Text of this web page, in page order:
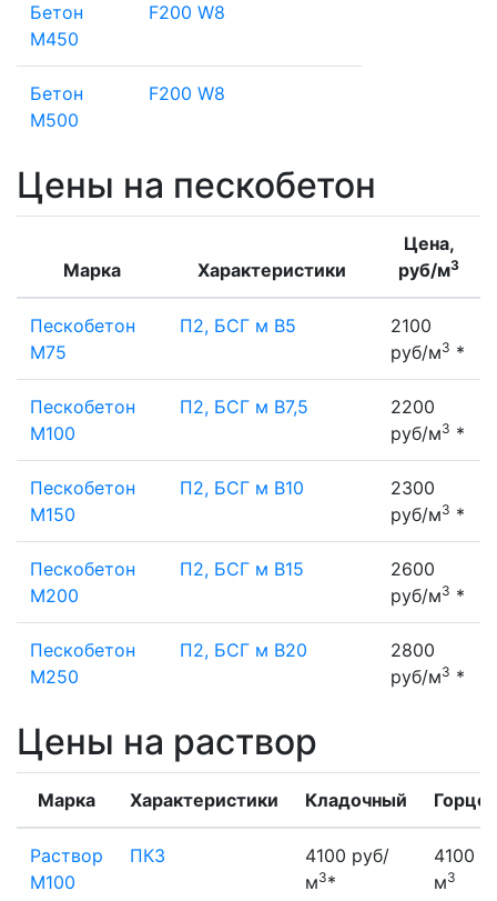
Бетон
M450
F200 W8
Бетон
М500
F200 W8
Цены на пескобетон
Марка Характеристики
Цена,
руб/м3
Пескобетон
М75
П2, БСГ м В5
2100
руб/м3 *
Пескобетон
М100
П2, БСГ м В7,5
2200
руб/м3 *
Пескобетон
М150
П2, БСГ м В10
2300
руб/м3 *
Пескобетон
М200
П2, БСГ м В15
2600
руб/м3 *
Пескобетон
М250
П2, БСГ м В20
2800
руб/м3 *
Цены на раствор
Марка Характеристики Кладочный
Раствор
М100
ПК3
4100 руб/
м3*
4100
м3